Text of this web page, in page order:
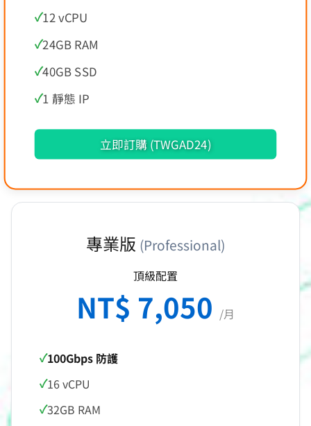
12 vCPU
24GB RAM
40GB SSD
1 靜態 IP
立即訂購 (TWGAD24)
專業版 (Professional)
頂級配置
NT$ 7,050 /月
100Gbps 防護
16 vCPU
32GB RAM